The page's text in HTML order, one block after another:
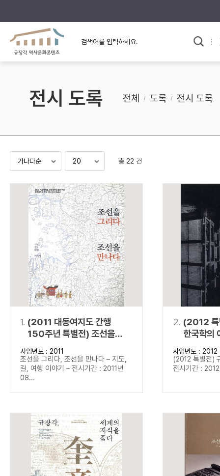
규장각의 어제와 오늘
규장각 소개영상
사료와 문학으로 본
고대
조선 후기
검색 연산자 사용안내
연산자
AND 정조 AND 정약용
“정조”와 “정약
색
OR 정조 OR 정약용 “정조” 또는 “
NOT 정조 NOT 정약용
“정조”가 나온
료를 검색
동시에 여러 개의 연산자를 사용할 수 있습니다.
전시 도록 전체 도록 전시 도록
총 22 건
1. (2011 대동여지도 간행
150주년 특별전) 조선을
그리다, 조선을 만나다
사업년도 : 2011
조선을 그리다, 조선을 만나다 – 지도,
길, 여행 이야기 – 전시기간 : 2011년
08...
2. (2012 특
한국학의
사업년도 : 2012
(2012 특별전)
전시기간 :